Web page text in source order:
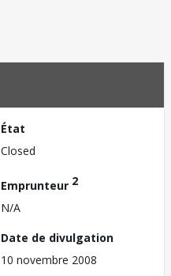
État
Closed
Emprunteur 2
N/A
Date de divulgation
10 novembre 2008